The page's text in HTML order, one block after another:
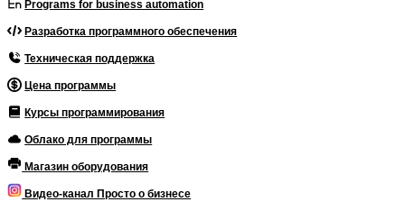
Programs for business automation
Разработка программного обеспечения
Техническая поддержка
Цена программы
Курсы программирования
Облако для программы
Магазин оборудования
Видео-канал Просто о бизнесе